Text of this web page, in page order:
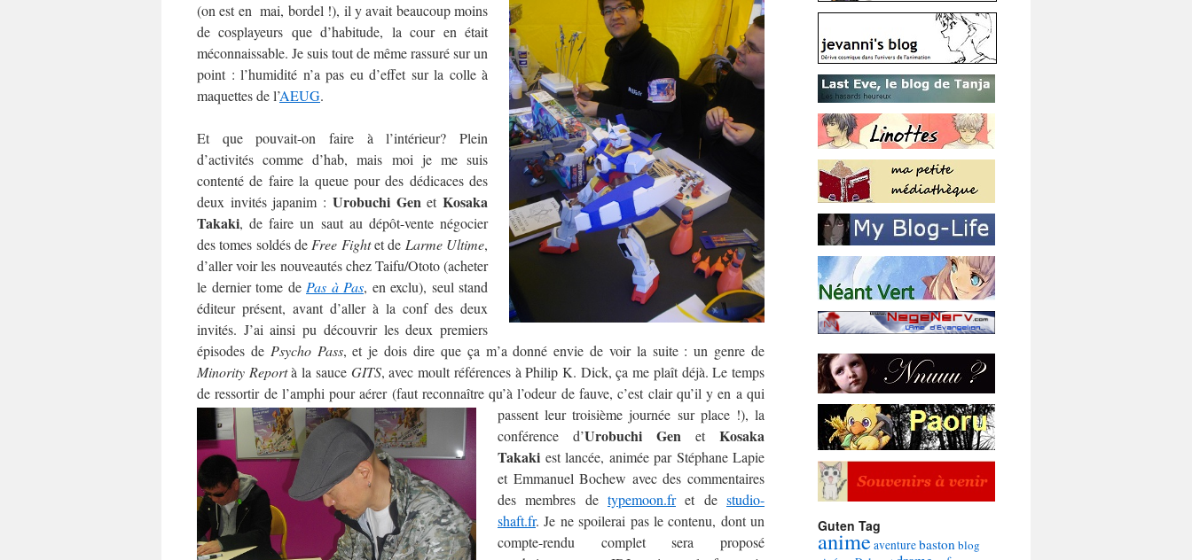
(on est en mai, bordel !), il y avait beaucoup moins
de cosplayeurs que d’habitude, la cour en était
méconnaissable. Je suis tout de même rassuré sur un
point : l’humidité n’a pas eu d’effet sur la colle à
maquettes de l’AEUG.
Et que pouvait-on faire à l’intérieur? Plein
d’activités comme d’hab, mais moi je me suis
contenté de faire la queue pour des dédicaces des
deux invités japanim : Urobuchi GenetKosaka
Takaki, de faire un saut au dépôt-vente négocier
des tomes soldés deFree Fightet de Larme Ultime,
d’aller voir les nouveautés chez Taifu/Ototo (acheter
le dernier tome de Pas à Pas, en exclu), seul stand
éditeur présent, avant d’aller à la conf des deux
invités. J’ai ainsi pu découvrir les deux premiers
épisodes de Psycho Pass, et je dois dire que ça m’a donné envie de voir la suite : un genre de
Minority Reportà la sauce GITS, avec moult références à Philip K. Dick, ça me plaît déjà. Le temps
de ressortir de l’amphi pour aérer (faut reconnaître qu’à l’odeur de fauve, c’est clair qu’il y en a qui
passent leur troisième journée sur place !), la
conférence d’Urobuchi Gen et Kosaka
Takaki est lancée, animée par Stéphane Lapie
et Emmanuel Bochew avec des commentaires
des membres de typemoon.fret de studio-
shaft.fr. Je ne spoilerai pas le contenu, dont un
compte-rendu complet sera proposé
Guten Tag
animeaventurebaston blog